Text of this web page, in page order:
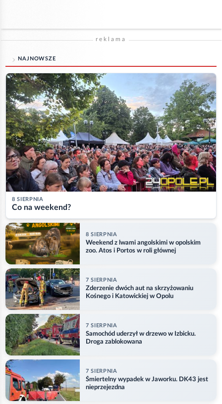
reklama
NAJNOWSZE
8 SIERPNIA
Co na weekend?
8 SIERPNIA
Weekend z lwami angolskimi w opolskim
zoo. Atos i Portos w roli głównej
7 SIERPNIA
Zderzenie dwóch aut na skrzyżowaniu
Kośnego i Katowickiej w Opolu
7 SIERPNIA
Samochód uderzył w drzewo w Izbicku.
Droga zablokowana
7 SIERPNIA
Śmiertelny wypadek w Jaworku. DK43 jest
nieprzejezdna